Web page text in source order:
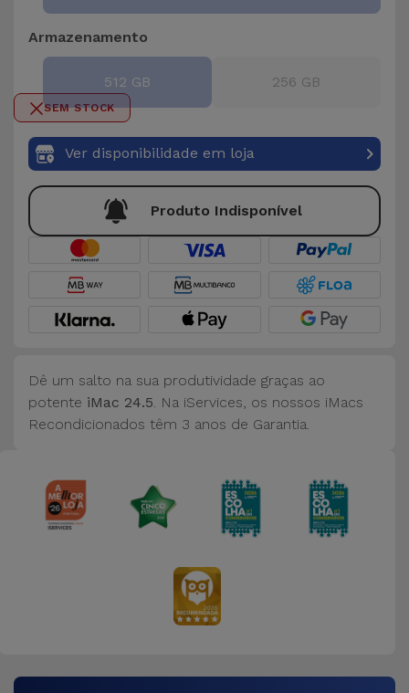
Computador
Acessórios
iPad e
Tablet
Kids
tudo
Armazenamento
512 GB 256 GB
SEM STOCK
Ver disponibilidade em loja
Produto Indisponível
Dê um salto na sua produtividade graças ao
potente iMac 24.5. Na iServices, os nossos iMacs
Recondicionados têm 3 anos de Garantia.